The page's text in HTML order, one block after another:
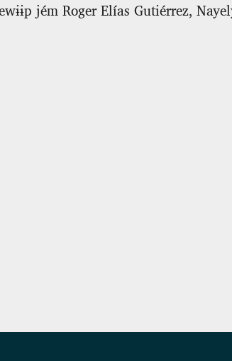
jém Roger Elías Gutiérrez,